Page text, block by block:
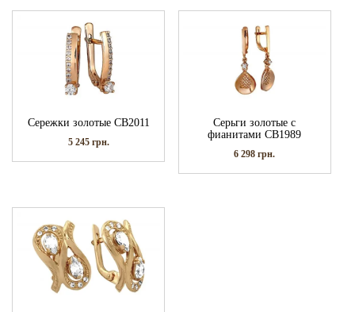
Сережки золотые СВ2011
5 245 грн.
Серьги золотые с
фианитами СВ1989
6 298грн.